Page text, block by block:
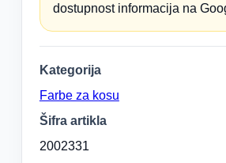
dostupnost informacija na
Kategorija
Farbe za kosu
Šifra artikla
2002331